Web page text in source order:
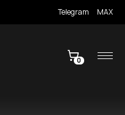
Telegram MAX
0